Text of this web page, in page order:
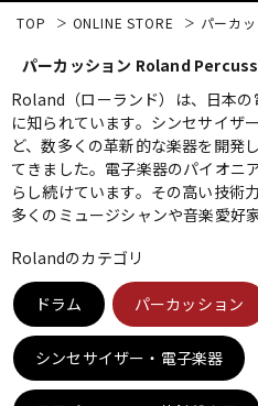
エレキギター
ベース
ドラム
キーボード
TOP ONLINE STORE パーカ
パーカッション Roland
Roland（ローランド）は、日本
に知られています。シンセサイザ
ど、数多くの革新的な楽器を開発
てきました。電子楽器のパイオニ
らし続けています。その高い技術
多くのミュージシャンや音楽愛好
Rolandのカテゴリ
ドラム パーカッション
シンセサイザー・電子楽器